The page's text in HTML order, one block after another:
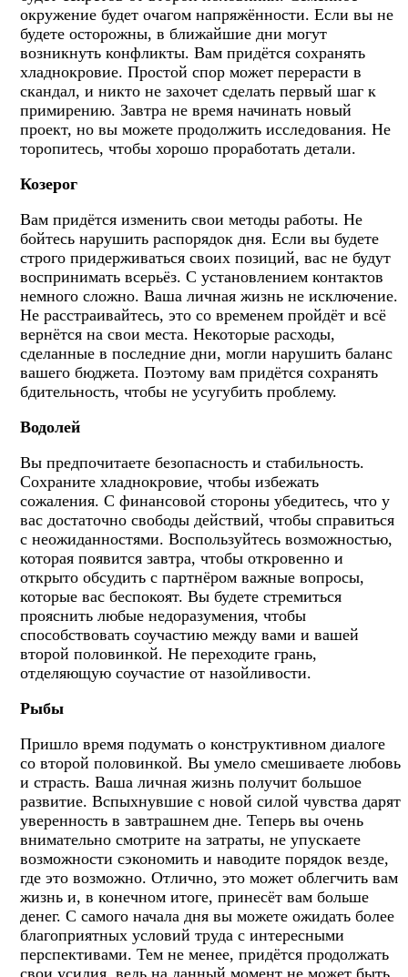
окружение будет очагом напряжённости. Если вы не
будете осторожны, в ближайшие дни могут
возникнуть конфликты. Вам придётся сохранять
хладнокровие. Простой спор может перерасти в
скандал, и никто не захочет сделать первый шаг к
примирению. Завтра не время начинать новый
проект, но вы можете продолжить исследования. Не
торопитесь, чтобы хорошо проработать детали.
Козерог
Вам придётся изменить свои методы работы. Не
бойтесь нарушить распорядок дня. Если вы будете
строго придерживаться своих позиций, вас не будут
воспринимать всерьёз. С установлением контактов
немного сложно. Ваша личная жизнь не исключение.
Не расстраивайтесь, это со временем пройдёт и всё
вернётся на свои места. Некоторые расходы,
сделанные в последние дни, могли нарушить баланс
вашего бюджета. Поэтому вам придётся сохранять
бдительность, чтобы не усугубить проблему.
Водолей
Вы предпочитаете безопасность и стабильность.
Сохраните хладнокровие, чтобы избежать
сожаления. С финансовой стороны убедитесь, что у
вас достаточно свободы действий, чтобы справиться
с неожиданностями. Воспользуйтесь возможностью,
которая появится завтра, чтобы откровенно и
открыто обсудить с партнёром важные вопросы,
которые вас беспокоят. Вы будете стремиться
прояснить любые недоразумения, чтобы
способствовать соучастию между вами и вашей
второй половинкой. Не переходите грань,
отделяющую соучастие от назойливости.
Рыбы
Пришло время подумать о конструктивном диалоге
со второй половинкой. Вы умело смешиваете любовь
и страсть. Ваша личная жизнь получит большое
развитие. Вспыхнувшие с новой силой чувства дарят
уверенность в завтрашнем дне. Теперь вы очень
внимательно смотрите на затраты, не упускаете
возможности сэкономить и наводите порядок везде,
где это возможно. Отлично, это может облегчить вам
жизнь и, в конечном итоге, принесёт вам больше
денег. С самого начала дня вы можете ожидать более
благоприятных условий труда с интересными
перспективами. Тем не менее, придётся продолжать
свои усилия, ведь на данный момент не может быть